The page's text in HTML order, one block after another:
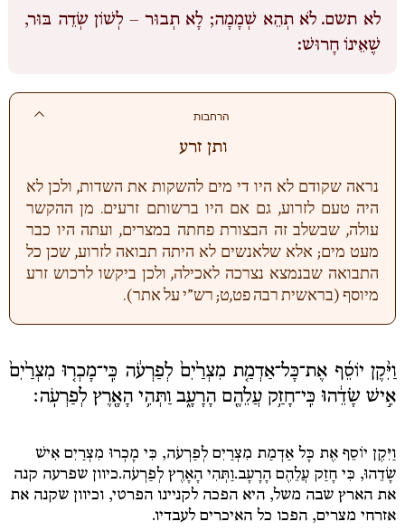
לא תשם. לֹא תְהֵא שְׁמָמָה; לָא תְבוּר – לְשׁוֹן שְׂדֵה בּוּר,
שֶׁאֵינוֹ חָרוּשׁ:
הרחבות
ותן זרע
נראה שקודם לא היו די מים להשקות את השדות, ולכן לא
היה טעם לזרוע, גם אם היו ברשותם זרעים. מן ההקשר
עולה, שבשלב זה הבצורת פחתה במצרים, ועתה היו כבר
מעט מים; אלא שלאנשים לא היתה תבואה לזרוע, שכן כל
התבואה שבנמצא נצרכה לאכילה, ולכן ביקשו לרכוש זרע
מיוסף (בראשית רבה פט,ט; רש”י על אתר).
וַיִּ֨קֶן יוֹסֵ֜ף אֶת־כָּל־אַדְמַ֤ת מִצְרַ֙יִם֙ לְפַרְעֹ֔ה כִּֽי־מָכְר֤וּ מִצְרַ֙יִם֙
אִ֣ישׁ שָׂדֵ֔הוּ כִּֽי־חָזַ֥ק עֲלֵהֶ֖ם הָרָעָ֑ב וַתְּהִ֥י הָאָ֖רֶץ לְפַרְעֹֽה׃
וַיִּקֶן יוֹסֵף אֶת כָּל אַדְמַת מִצְרַיִם לְפַרְעֹה, כִּי מָכְרוּ מִצְרַיִם אִישׁ
שָׂדֵהוּ, כִּי חָזַק עֲלֵהֶם הָרָעָב.וַתְּהִי הָאָרֶץ לְפַרְעֹה.כיוון שפרעה קנה
את הארץ שבה משל, היא הפכה לקניינו הפרטי, וכיוון שקנה את
אזרחי מצרים, הפכו כל האיכרים לעבדיו.